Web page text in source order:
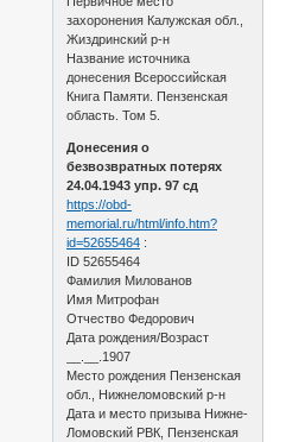
захоронения Калужская обл.,
Жиздринский р-н
Название источника
донесения Всероссийская
Книга Памяти. Пензенская
область. Том 5.
Донесения о
безвозвратных потерях
24.04.1943 упр. 97 сд
https://obd-
memorial.ru/html/info.htm?
id=52655464 :
ID 52655464
Фамилия Милованов
Имя Митрофан
Отчество Федорович
Дата рождения/Возраст
__.__.1907
Место рождения Пензенская
обл., Нижнеломовский р-н
Дата и место призыва Нижне-
Ломовский РВК, Пензенская